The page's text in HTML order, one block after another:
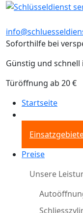
Soforthilfe bei
Günstig und
Türöffnung ab 20 €
Startseite
Preise
Unsere